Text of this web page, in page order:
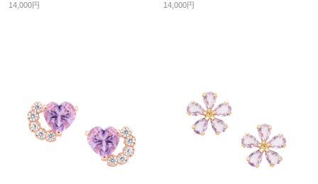
14,000円 14,000円